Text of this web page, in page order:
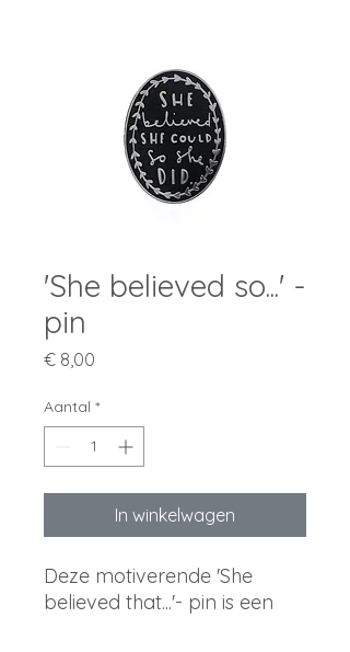
'She believed so...' -
pin
€ 8,00
Aantal *
In winkelwagen
Deze motiverende 'She
believed that...'- pin is een